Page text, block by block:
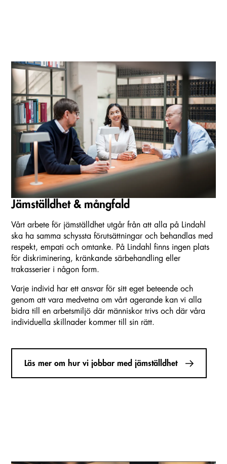
Jämställdhet & mångfald
Vårt arbete för jämställdhet utgår från att alla på Lindahl
ska ha samma schyssta förutsättningar och behandlas med
respekt, empati och omtanke. På Lindahl finns ingen plats
för diskriminering, kränkande särbehandling eller
trakasserier i någon form.
Varje individ har ett ansvar för sitt eget beteende och
genom att vara medvetna om vårt agerande kan vi alla
bidra till en arbetsmiljö där människor trivs och där våra
individuella skillnader kommer till sin rätt.
Läs mer om hur vi jobbar med jämställdhet